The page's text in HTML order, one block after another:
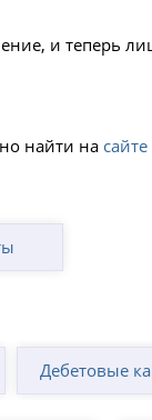
и теперь
найти на
Дебетовые